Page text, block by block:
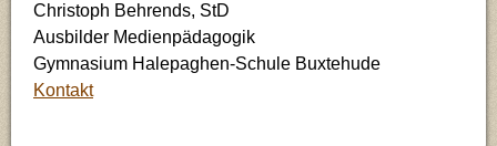
Christoph Behrends, StD
Ausbilder Medienpädagogik
Gymnasium Halepaghen-Schule Buxtehude
Kontakt